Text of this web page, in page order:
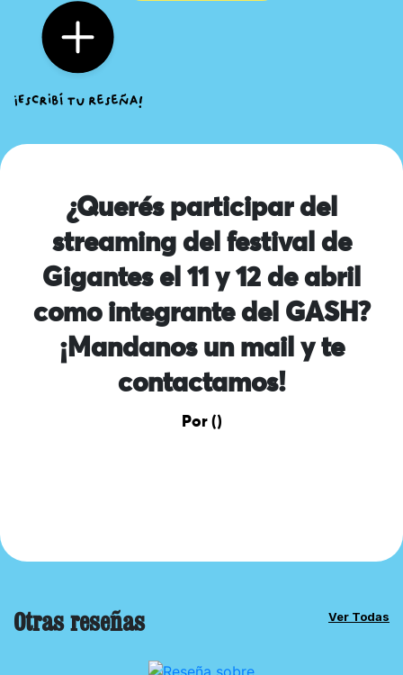
¿Querés participar del
streaming del festival de
Gigantes el 11 y 12 de abril
como integrante del GASH?
¡Mandanos un mail y te
contactamos!
Por ()
Otras reseñas Ver Todas